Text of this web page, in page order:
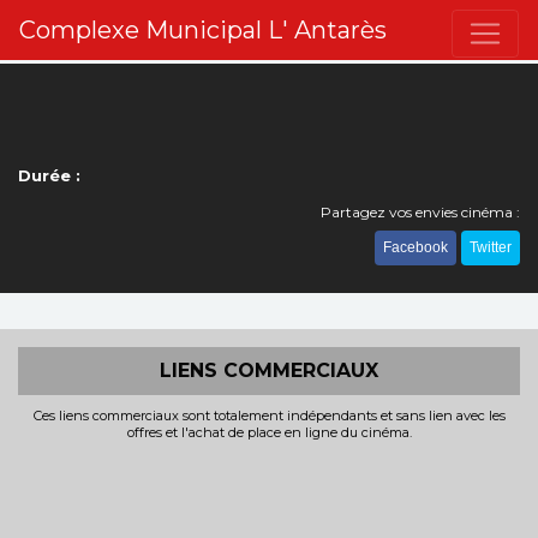
Complexe Municipal L' Antarès
Durée :
Partagez vos envies cinéma :
Facebook Twitter
LIENS COMMERCIAUX
Ces liens commerciaux sont totalement indépendants et sans lien avec les
offres et l'achat de place en ligne du cinéma.